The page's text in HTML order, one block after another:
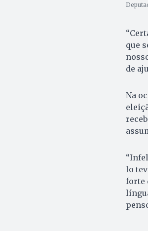
que
de
Na
lo
forte